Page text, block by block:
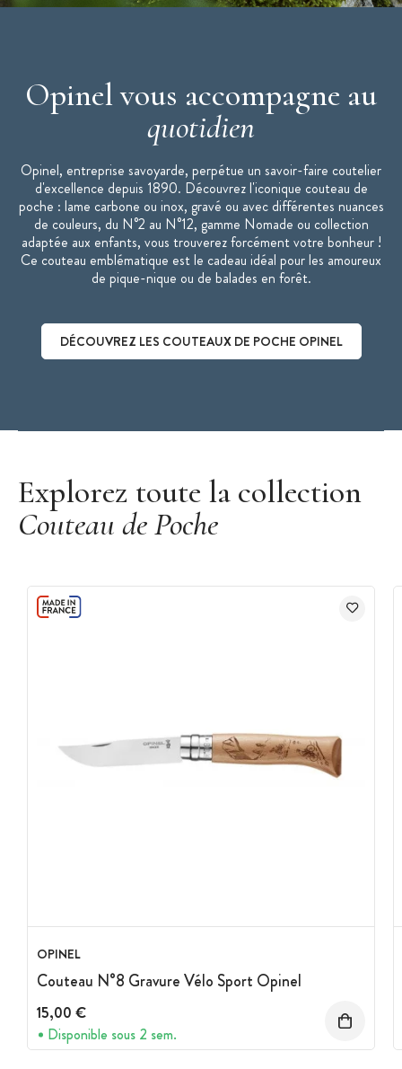
Opinel vous accompagne au
quotidien
Opinel, entreprise savoyarde, perpétue un savoir-faire coutelier
d'excellence depuis 1890. Découvrez l'iconique couteau de
poche : lame carbone ou inox, gravé ou avec différentes nuances
de couleurs, du N°2 au N°12, gamme Nomade ou collection
adaptée aux enfants, vous trouverez forcément votre bonheur !
Ce couteau emblématique est le cadeau idéal pour les amoureux
de pique-nique ou de balades en forêt.
DÉCOUVREZ LES COUTEAUX DE POCHE OPINEL
Explorez toute la collection
Couteau de Poche
OPINEL
Couteau N°8 Gravure Vélo Sport Opinel
15,00 €
Disponible sous 2 sem.